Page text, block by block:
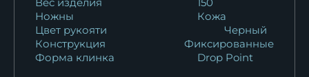
Ножны
Кожа
Цвет рукояти
Черный
Конструкция
Фиксированные
Форма клинка
Drop Point